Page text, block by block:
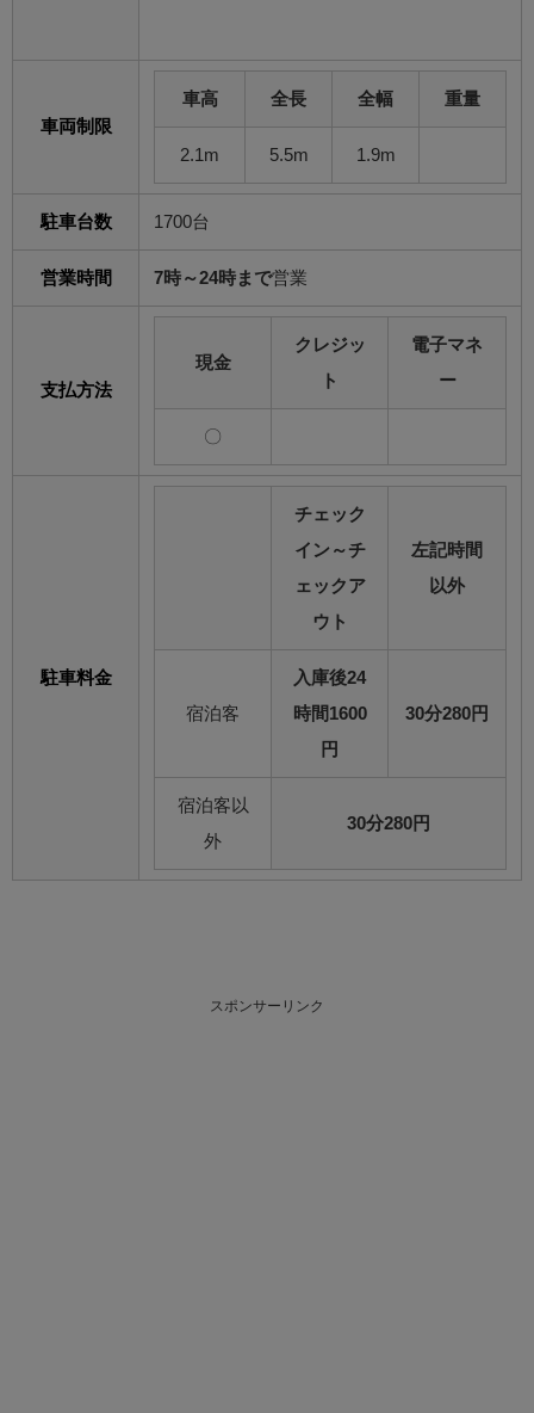
車両制限
車高 全長 全幅 重量
2.1m 5.5m 1.9m
駐車台数 1700台
営業時間 7時～24時まで営業
支払方法
現金
クレジッ
ト
電子マネ
ー
〇
駐車料金
チェック
イン～チ
ェックア
ウト
左記時間
以外
宿泊客
入庫後24
時間1600
円
30分280円
宿泊客以
外
30分280円
スポンサーリンク